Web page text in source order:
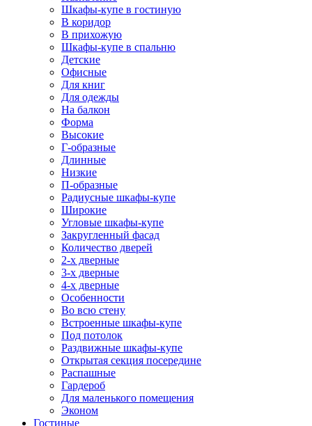
Шкафы-купе в гостиную
В коридор
В прихожую
Шкафы-купе в спальню
Детские
Офисные
Для книг
Для одежды
На балкон
Форма
Высокие
Г-образные
Длинные
Низкие
П-образные
Радиусные шкафы-купе
Широкие
Угловые шкафы-купе
Закругленный фасад
Количество дверей
2-х дверные
3-х дверные
4-х дверные
Особенности
Во всю стену
Встроенные шкафы-купе
Под потолок
Раздвижные шкафы-купе
Открытая секция посередине
Распашные
Гардероб
Для маленького помещения
Эконом
Гостиные